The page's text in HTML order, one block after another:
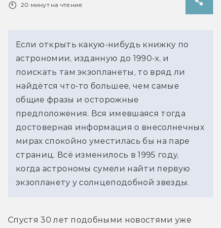
20 минут на чтение
Если открыть какую-нибудь книжку по
астрономии, изданную до 1990-х, и
поискать там экзопланеты, то вряд ли
найдётся что-то большее, чем самые
общие фразы и осторожные
предположения. Вся имевшаяся тогда
достоверная информация о внесолнечных
мирах спокойно уместилась бы на паре
страниц. Всё изменилось в 1995 году,
когда астрономы сумели найти первую
экзопланету у солнцеподобной звезды.
Спустя 30 лет подобными новостями уже